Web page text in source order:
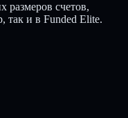
размеров счетов,
так и в Funded Elite.